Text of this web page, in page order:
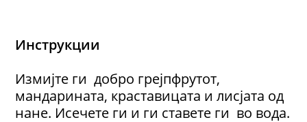
Инструкции
Измијте ги добро грејпфрутот,
мандарината, краставицата и лисјата од
нане. Исечете ги и ги ставете ги во вода.